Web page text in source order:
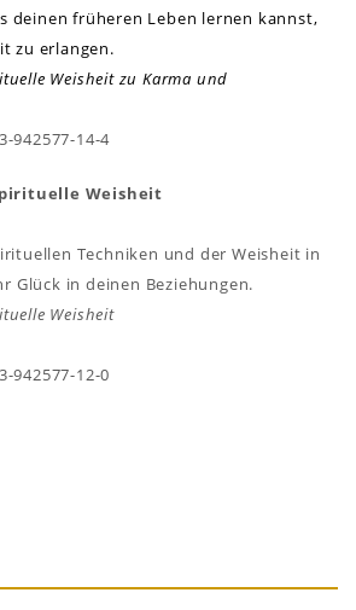
deinen früheren Leben lernen kannst,
zu erlangen.
Weisheit zu Karma und
942577-14-4
Weisheit
Techniken und der Weisheit in
Glück in deinen Beziehungen.
Weisheit
942577-12-0